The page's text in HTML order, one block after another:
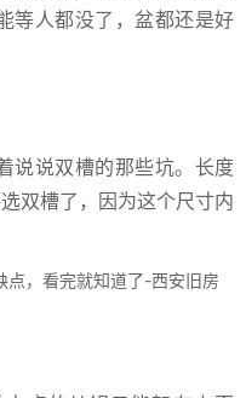
等人都没了，盆都还是好
说说双槽的那些坑。长度
双槽了，因为这个尺寸内